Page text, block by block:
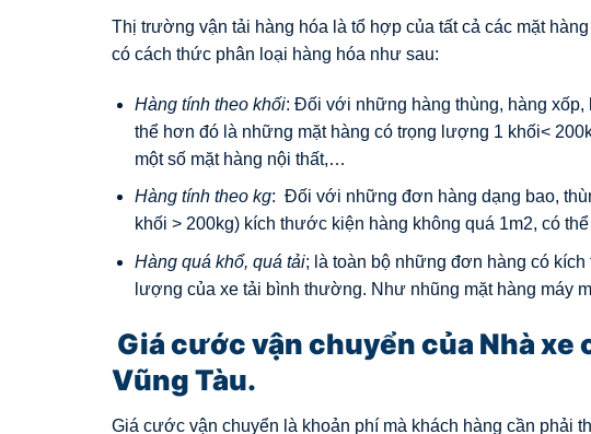
Thị trường vận tải hàng hóa là tổ hợp của tất cả các mặt
có cách thức phân loại hàng hóa như sau:
Hàng tính theo khối: Đối với những hàng thùng, hàng xốp,
thể hơn đó là những mặt hàng có trọng lượng 1 khối<
một số mặt hàng nội thất,…
Hàng tính theo kg: Đối với những đơn hàng dạng bao,
khối > 200kg) kích thước kiện hàng không quá 1m2, có
Hàng quá khổ, quá tải; là toàn bộ những đơn hàng có
lượng của xe tải bình thường. Như nhũng mặt hàng máy
Giá cước vận chuyển của Nhà
Vũng Tàu.
Giá cước vận chuyển là khoản phí mà khách hàng cần phải